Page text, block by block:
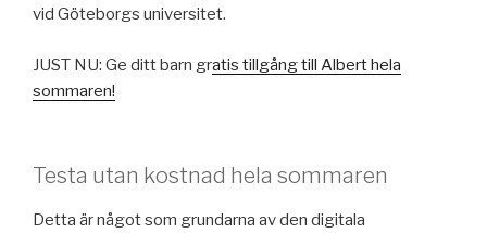
vid Göteborgs universitet.
JUST NU: Ge ditt barn gratis tillgång till Albert hela
sommaren!
Testa utan kostnad hela sommaren
Detta är något som grundarna av den digitala